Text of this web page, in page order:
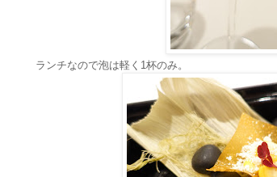
ランチなので泡は軽く1杯のみ。